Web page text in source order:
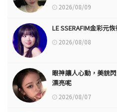
2026/08/09
LE SSERAFIM金彩元
2026/08/08
眼神讓人心動，美貌
漂亮呢
2026/08/07